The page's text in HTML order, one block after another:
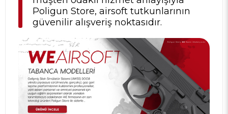
Poligun Store, airsoft tutkunlarının
güvenilir alışveriş noktasıdır.